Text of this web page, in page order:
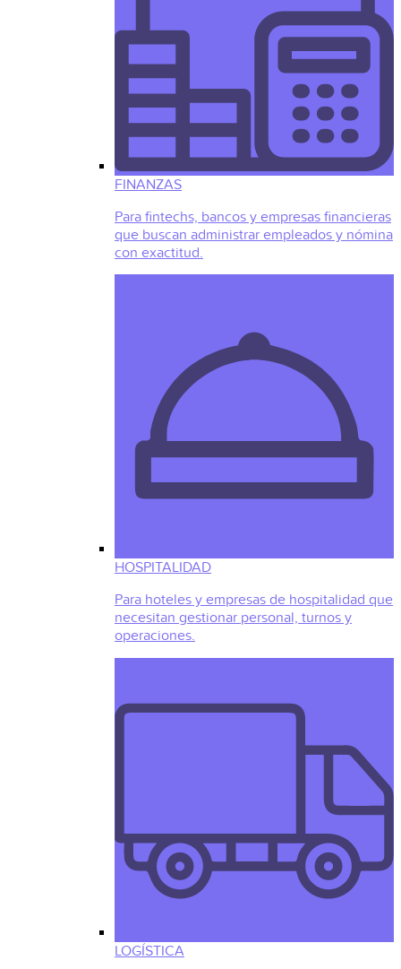
FINANZAS
Para fintechs, bancos y empresas financieras
que buscan administrar empleados y nómina
con exactitud.
HOSPITALIDAD
Para hoteles y empresas de hospitalidad que
necesitan gestionar personal, turnos y
operaciones.
LOGÍSTICA